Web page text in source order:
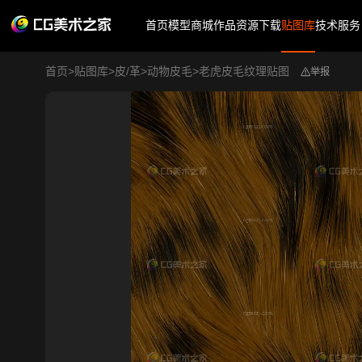
首页模型商城作品资源下载贴图库技术服务
首页>贴图库>皮/革>动物皮毛>老虎皮毛纹理贴图 举报